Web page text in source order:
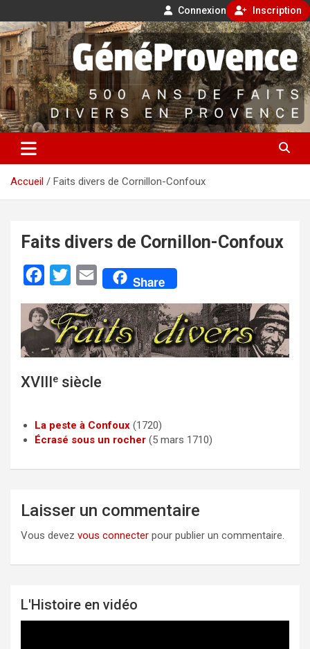
Connexion Inscription
Aller
au
contenu
GénéProvence
500 ans de faits divers en Provence
Accueil Faits divers de Cornillon-Confoux
Faits divers de Cornillon-Confoux
c
b
o
k
i
t
t
e
E
a
i
l
Share
XVIIIe siècle
La peste à Confoux (1720)
Écrasé sous un rocher (5 mars 1710)
Laisser un commentaire
Vous devez vous connecter pour publier un commentaire.
L'Histoire en vidéo